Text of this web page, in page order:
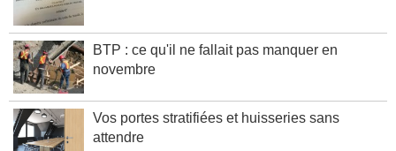
BTP : ce qu'il ne fallait pas manquer en
novembre
Vos portes stratifiées et huisseries sans
attendre